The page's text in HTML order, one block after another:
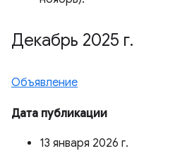
Декабрь 2025 г.
Объявление
Дата публикации
13 января 2026 г.